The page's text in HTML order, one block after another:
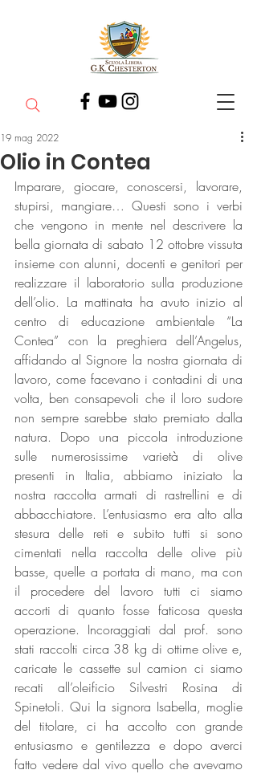
Olio in Contea
19 mag 2022
Imparare, giocare, conoscersi, lavorare,
stupirsi, mangiare… Questi sono i verbi
che vengono in mente nel descrivere la
bella giornata di sabato 12 ottobre vissuta
insieme con alunni, docenti e genitori per
realizzare il laboratorio sulla produzione
dell’olio. La mattinata ha avuto inizio al
centro di educazione ambientale “La
Contea” con la preghiera dell’Angelus,
affidando al Signore la nostra giornata di
lavoro, come facevano i contadini di una
volta, ben consapevoli che il loro sudore
non sempre sarebbe stato premiato dalla
natura. Dopo una piccola introduzione
sulle numerosissime varietà di olive
presenti in Italia, abbiamo iniziato la
nostra raccolta armati di rastrellini e di
abbacchiatore. L’entusiasmo era alto alla
stesura delle reti e subito tutti si sono
cimentati nella raccolta delle olive più
basse, quelle a portata di mano, ma con
il procedere del lavoro tutti ci siamo
accorti di quanto fosse faticosa questa
operazione. Incoraggiati dal prof. sono
stati raccolti circa 38 kg di ottime olive e,
caricate le cassette sul camion ci siamo
recati all’oleificio Silvestri Rosina di
Spinetoli. Qui la signora Isabella, moglie
del titolare, ci ha accolto con grande
entusiasmo e gentilezza e dopo averci
fatto vedere dal vivo quello che avevamo